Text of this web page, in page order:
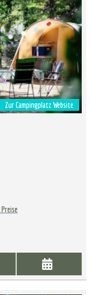
Zur Campingplatz Website